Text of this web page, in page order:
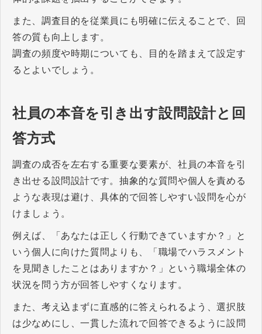
また、調査目的を従業員にも明確に伝えることで、回
答の質も向上します。
調査の頻度や時期についても、目的を踏まえて設定す
るとよいでしょう。
社員の本音を引き出す設問設計と回
答方式
調査の成否を左右する重要な要素が、社員の本音を引
き出せる設問設計です。抽象的な質問や個人を責める
ような表現は避け、具体的で回答しやすい設問を心が
けましょう。
例えば、「あなたは正しく行動できていますか？」と
いう個人に向けた質問よりも、「職場でハラスメント
を見聞きしたことはありますか？」という職場全体の
状況を問う方が回答しやすくなります。
また、考え込まずに直感的に答えられるよう、選択肢
は少なめにし、一貫した流れで回答できるように設問